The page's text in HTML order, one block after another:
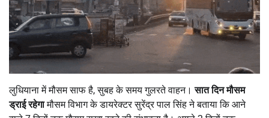
लुधियाना में मौसम साफ है, सुबह के समय गुलरते वाहन।सात दिन मौसम
ड्राई रहेगामौसम विभाग के डायरेक्टर सुरेंद्र पाल सिंह ने बताया कि आने